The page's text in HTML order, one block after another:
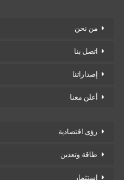
من نحن
اتصل بنا
إصداراتنا
أعلن معنا
رؤى اقتصادية
طاقة وتعدين
استثمار